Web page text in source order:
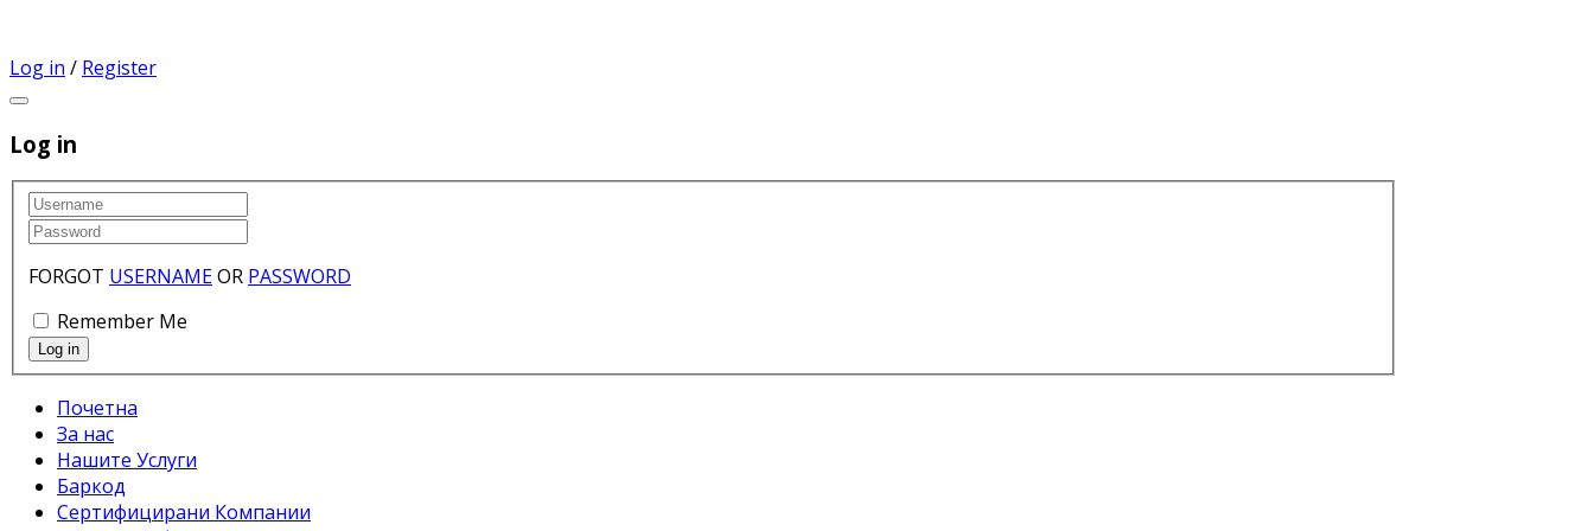
Log in / Register
Log in
FORGOT USERNAMEOR PASSWORD
Remember Me
Почетна
За нас
Нашите Услуги
Баркод
Сертифицирани Компании